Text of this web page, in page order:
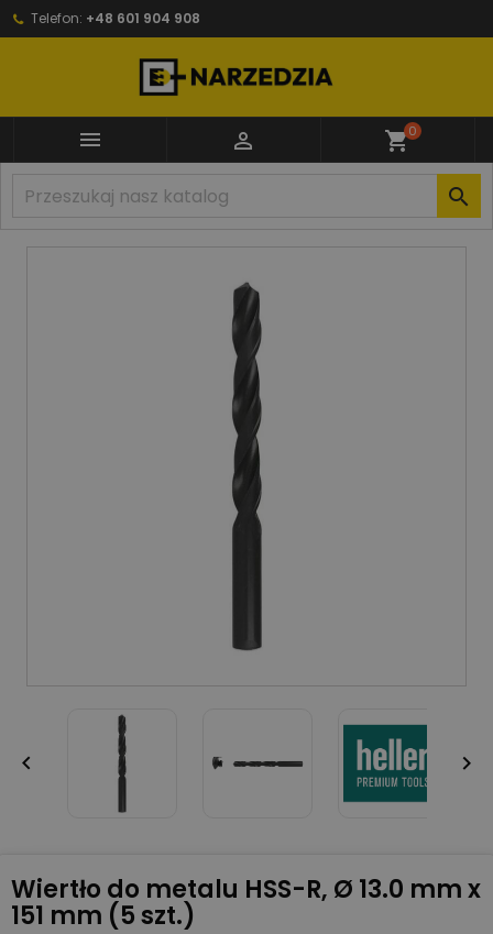
Telefon: +48 601 904 908
  shopping_cart0

 
Wiertło do metalu HSS-R, Ø 13.0 mm x
151 mm (5 szt.)